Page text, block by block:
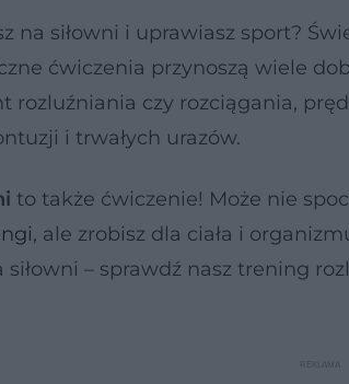
na siłowni i uprawiasz sport?
ćwiczenia przynoszą wiele
rozluźniania czy rozciągania,
i trwałych urazów.
to także ćwiczenie! Może nie
, ale zrobisz dla ciała i
– sprawdź nasz trening